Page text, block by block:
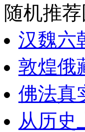
随机推
汉魏六
敦煌俄
佛法真
从历史